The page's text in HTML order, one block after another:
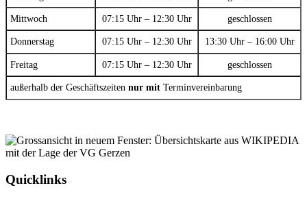
Mittwoch 07:15 Uhr – 12:30 Uhr geschlossen
Donnerstag 07:15 Uhr – 12:30 Uhr 13:30 Uhr – 16:00 Uhr
Freitag 07:15 Uhr – 12:30 Uhr geschlossen
außerhalb der Geschäftszeiten nur mit Terminvereinbarung
Quicklinks